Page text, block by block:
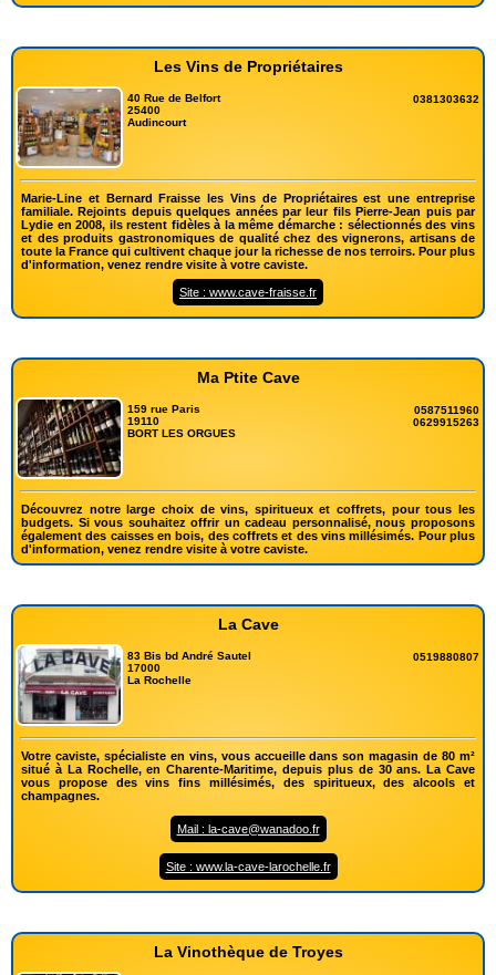
Les Vins de Propriétaires
40 Rue de Belfort
25400
Audincourt
0381303632
Marie-Line et Bernard Fraisse les Vins de Propriétaires est une entreprise
familiale. Rejoints depuis quelques années par leur fils Pierre-Jean puis par
Lydie en 2008, ils restent fidèles à la même démarche : sélectionnés des vins
et des produits gastronomiques de qualité chez des vignerons, artisans de
toute la France qui cultivent chaque jour la richesse de nos terroirs. Pour plus
d'information, venez rendre visite à votre caviste.
Site : www.cave-fraisse.fr
Ma Ptite Cave
159 rue Paris
19110
BORT LES ORGUES
0587511960
0629915263
Découvrez notre large choix de vins, spiritueux et coffrets, pour tous les
budgets. Si vous souhaitez offrir un cadeau personnalisé, nous proposons
également des caisses en bois, des coffrets et des vins millésimés. Pour plus
d'information, venez rendre visite à votre caviste.
La Cave
83 Bis bd André Sautel
17000
La Rochelle
0519880807
Votre caviste, spécialiste en vins, vous accueille dans son magasin de 80 m²
situé à La Rochelle, en Charente-Maritime, depuis plus de 30 ans. La Cave
vous propose des vins fins millésimés, des spiritueux, des alcools et
champagnes.
Mail : la-cave@wanadoo.fr
Site : www.la-cave-larochelle.fr
La Vinothèque de Troyes